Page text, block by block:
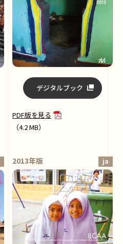
デジタルブック
PDF版を見る
（4.2 MB）
2013年版 ja